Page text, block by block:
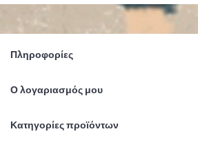
Πληροφορίες
Ο λογαριασμός μου
Κατηγορίες προϊόντων